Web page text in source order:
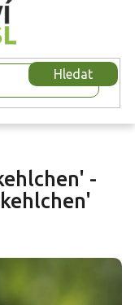
Hledat
-